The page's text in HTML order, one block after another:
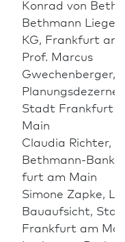
Konrad von
Bethmann
KG, Frank­furt am
Prof. Marcus
Gwechenberger,
Stadt Frank­furt
Main
Claudia Richter,
Bethmann-Bank,
furt am Main
Simone Zapke,
Bauaufsicht,
Frank­furt am